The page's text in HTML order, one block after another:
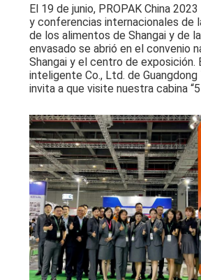
PRESUPUESTO
MAPA
DEL
POLÍTICA
PRIVACIDAD
El 19 de junio, PROPAK China
y conferencias internacionales de
de los alimentos de Shangai y de
envasado se abrió en el convenio
Shangai y el centro de exposición.
inteligente Co., Ltd. de Guangdong
invita a que visite nuestra cabina